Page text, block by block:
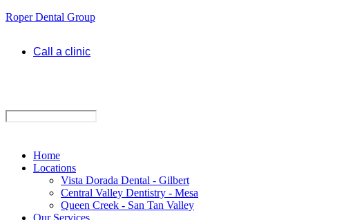
Roper Dental Group
Call a clinic
Home
Locations
Vista Dorada Dental - Gilbert
Central Valley Dentistry - Mesa
Queen Creek - San Tan Valley
Our Services